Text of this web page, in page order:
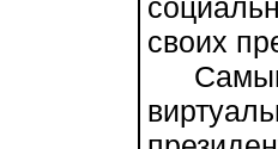
своих
Самым